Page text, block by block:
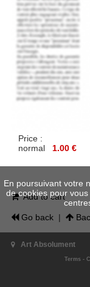
Price :
normal
1.00 €
Add to cart
Go back|
Art Absolument
Terms-
En poursuivant votre
de cookies pour